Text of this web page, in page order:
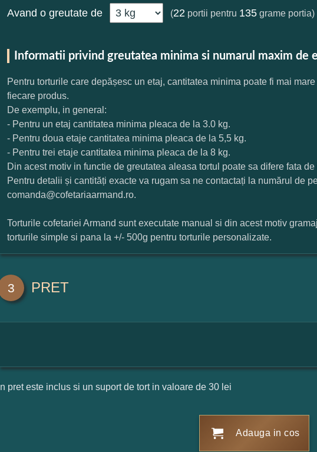
Avand o greutate de (22 portii pentru 135 grame portia)
Informatii privind greutatea minima si numarul maxim de
Pentru torturile care depășesc un etaj, cantitatea minima poate fi mai
fiecare produs.
De exemplu, in general:
- Pentru un etaj cantitatea minima pleaca de la 3.0 kg.
- Pentru doua etaje cantitatea minima pleaca de la 5,5 kg.
- Pentru trei etaje cantitatea minima pleaca de la 8 kg.
Din acest motiv in functie de greutatea aleasa tortul poate sa difere fata
Pentru detalii și cantități exacte va rugam sa ne contactați la numărul de
comanda@cofetariaarmand.ro.
Torturile cofetariei Armand sunt executate manual si din acest motiv
torturile simple si pana la +/- 500g pentru torturile personalizate.
3 PRET
In pret este inclus si un suport de tort in valoare de 30 lei
Adauga in cos